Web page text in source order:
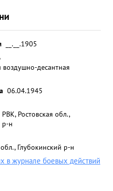
__.__.1905
воздушно-десантная
06.04.1945
Ростовская обл.,
р-н
Глубокинский р-н
в журнале боевых действий